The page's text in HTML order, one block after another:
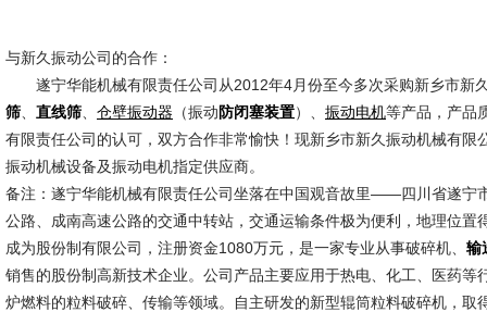
与新久振动公司的合作：
遂宁华能机械有限责任公司从2012年4月份至今多次采购新乡市新
筛 直线筛 仓壁振动器 （振动 防闭塞装置）、 振动电机等产品，产品
有限责任公司的认可，双方合作非常愉快！现新乡市新久振动机械有限
振动机械设备及振动电机指定供应商。
备注：遂宁华能机械有限责任公司坐落在中国观音故里——四川省遂宁
公路、成南高速公路的交通中转站，交通运输条件极为便利，地理位置
成为股份制有限公司，注册资金1080万元，是一家专业从事破碎机、 输
销售的股份制高新技术企业。公司产品主要应用于热电、化工、医药等
炉燃料的粒料破碎、传输等领域。自主研发的新型辊筒粒料破碎机，取